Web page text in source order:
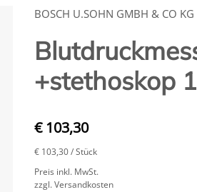
BOSCH U.SOHN GMBH & CO KG
+stethoskop
€ 103,30
€ 103,30/ Stück
Preis inkl. MwSt.
zzgl. Versandkosten